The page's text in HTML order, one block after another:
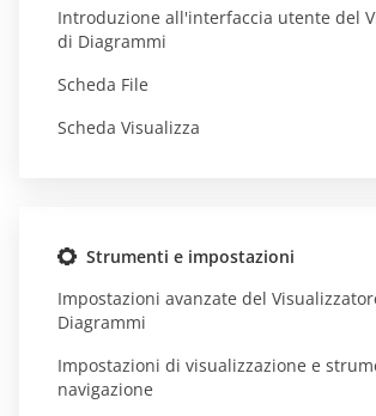
Introduzione all'interfaccia utente del
di Diagrammi
Scheda File
Scheda Visualizza
Strumenti e impostazioni
Impostazioni avanzate del
Diagrammi
Impostazioni di visualizzazione e
navigazione